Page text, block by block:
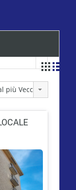
più Vecchio